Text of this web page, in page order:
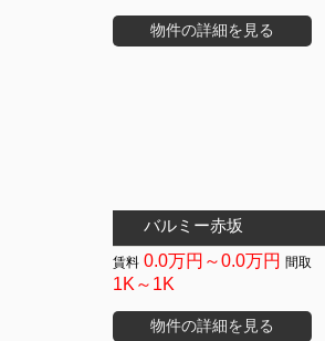
物件の詳細を見る
バルミー赤坂
0.0万円～0.0万円
1K～1K
物件の詳細を見る